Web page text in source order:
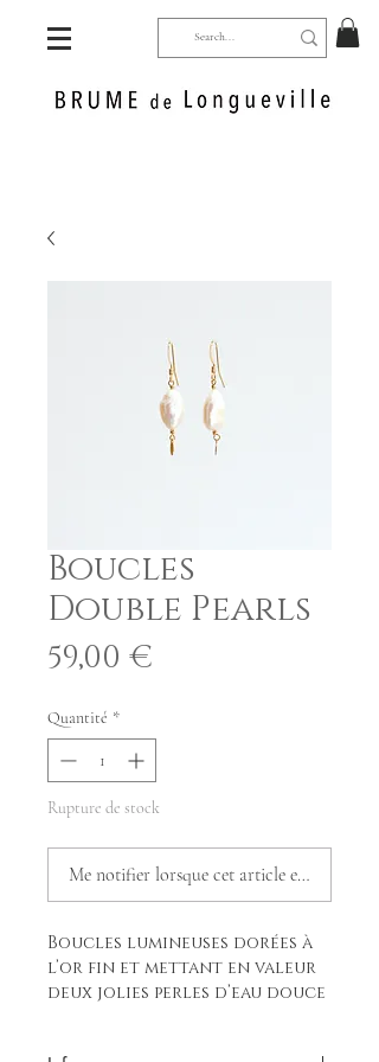
Boucles
Double Pearls
59,00 €
Quantité *
Rupture de stock
Me notifier lorsque cet article est disponible
Boucles lumineuses dorées à
l’or fin et mettant en valeur
deux jolies perles d’eau douce